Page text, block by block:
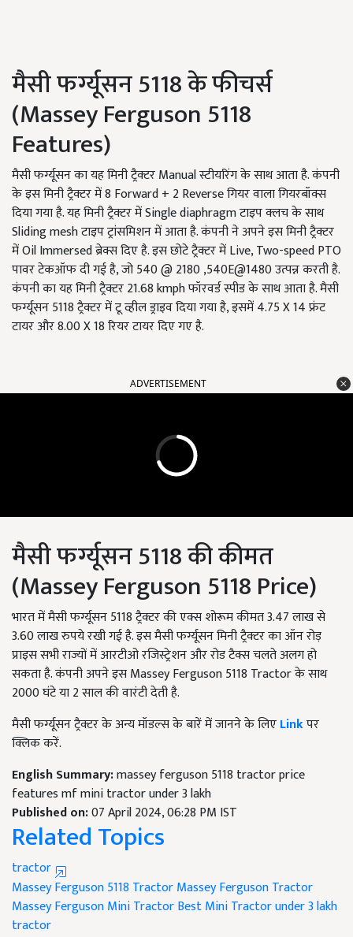
मैसी फर्ग्यूसन 5118 के फीचर्स
(Massey Ferguson 5118
Features)
मैसी फर्ग्यूसन का यह मिनी ट्रैक्टर Manual स्टीयरिंग के साथ आता है. कंपनी
के इस मिनी ट्रैक्टर में 8 Forward + 2 Reverse गियर वाला गियरबॉक्स
दिया गया है. यह मिनी ट्रैक्टर में Single diaphragm टाइप क्लच के साथ
Sliding mesh टाइप ट्रांसमिशन में आता है. कंपनी ने अपने इस मिनी ट्रैक्टर
में Oil Immersed ब्रेक्स दिए है. इस छोटे ट्रैक्टर में Live, Two-speed PTO
पावर टेकऑफ दी गई है, जो 540 @ 2180 ,540E@1480 उत्पन्न करती है.
कंपनी का यह मिनी ट्रैक्टर 21.68 kmph फॉरवर्ड स्पीड के साथ आता है. मैसी
फर्ग्यूसन 5118 ट्रैक्टर में टू व्हील ड्राइव दिया गया है, इसमें 4.75 X 14 फ्रंट
टायर और 8.00 X 18 रियर टायर दिए गए है.
ADVERTISEMENT
मैसी फर्ग्यूसन 5118 की कीमत
(Massey Ferguson 5118 Price)
भारत में मैसी फर्ग्यूसन 5118 ट्रैक्टर की एक्स शोरूम कीमत 3.47 लाख से
3.60 लाख रुपये रखी गई है. इस मैसी फर्ग्यूसन मिनी ट्रैक्टर का ऑन रोड़
प्राइस सभी राज्यों में आरटीओ रजिस्ट्रेशन और रोड टैक्स चलते अलग हो
सकता है. कंपनी अपने इस Massey Ferguson 5118 Tractor के साथ
2000 घंटे या 2 साल की वारंटी देती है.
मैसी फर्ग्यूसन ट्रैक्टर के अन्य मॉडल्स के बारें में जानने के लिएLinkपर
क्लिक करें.
English Summary:massey ferguson 5118 tractor price
features mf mini tractor under 3 lakh
Published on:07 April 2024, 06:28 PM IST
Related Topics
tractor
Massey Ferguson 5118 TractorMassey Ferguson Tractor
Massey Ferguson Mini TractorBest Mini Tractorunder 3 lakh
tractor